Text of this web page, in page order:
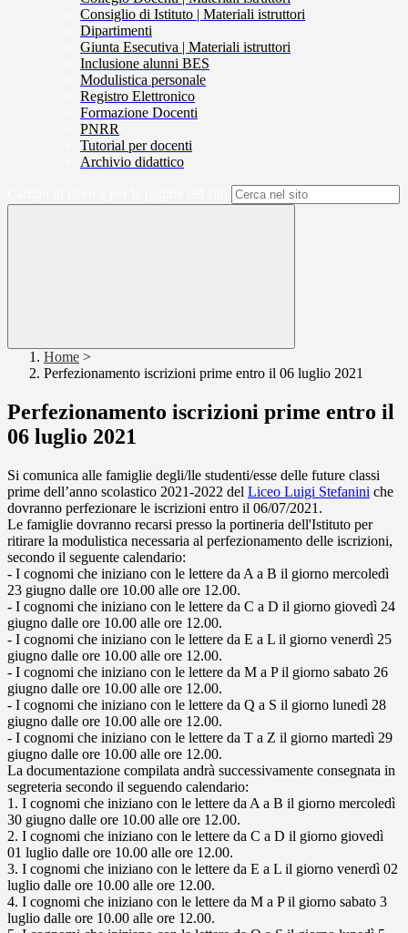
Consiglio di Istituto | Materiali istruttori
Dipartimenti
Giunta Esecutiva | Materiali istruttori
Inclusione alunni BES
Modulistica personale
Registro Elettronico
Formazione Docenti
PNRR
Tutorial per docenti
Archivio didattico
Home >
Perfezionamento iscrizioni prime entro il 06 luglio 2021
Perfezionamento iscrizioni prime entro il
06 luglio 2021
Si comunica alle famiglie degli/lle studenti/esse delle future classi
prime dell’anno scolastico 2021-2022 del Liceo Luigi Stefanini che
dovranno perfezionare le iscrizioni entro il 06/07/2021.
Le famiglie dovranno recarsi presso la portineria dell'Istituto per
ritirare la modulistica necessaria al perfezionamento delle iscrizioni,
secondo il seguente calendario:
- I cognomi che iniziano con le lettere da A a B il giorno mercoledì
23 giugno dalle ore 10.00 alle ore 12.00.
- I cognomi che iniziano con le lettere da C a D il giorno giovedì 24
giugno dalle ore 10.00 alle ore 12.00.
- I cognomi che iniziano con le lettere da E a L il giorno venerdì 25
giugno dalle ore 10.00 alle ore 12.00.
- I cognomi che iniziano con le lettere da M a P il giorno sabato 26
giugno dalle ore 10.00 alle ore 12.00.
- I cognomi che iniziano con le lettere da Q a S il giorno lunedì 28
giugno dalle ore 10.00 alle ore 12.00.
- I cognomi che iniziano con le lettere da T a Z il giorno martedì 29
giugno dalle ore 10.00 alle ore 12.00.
La documentazione compilata andrà successivamente consegnata in
segreteria secondo il seguendo calendario:
1. I cognomi che iniziano con le lettere da A a B il giorno mercoledì
30 giugno dalle ore 10.00 alle ore 12.00.
2. I cognomi che iniziano con le lettere da C a D il giorno giovedì
01 luglio dalle ore 10.00 alle ore 12.00.
3. I cognomi che iniziano con le lettere da E a L il giorno venerdì 02
luglio dalle ore 10.00 alle ore 12.00.
4. I cognomi che iniziano con le lettere da M a P il giorno sabato 3
luglio dalle ore 10.00 alle ore 12.00.